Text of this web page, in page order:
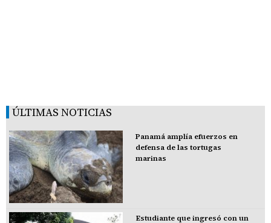
ÚLTIMAS NOTICIAS
Panamá amplía efuerzos en
defensa de las tortugas
marinas
Estudiante que ingresó con un